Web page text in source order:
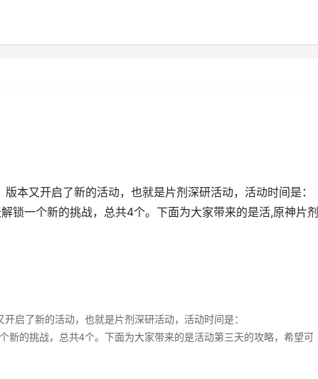
本又开启了新的活动，也就是片剂深研活动，活动时间是：
一个新的挑战，总共4个。下面为大家带来的是活,原神片剂
启了新的活动，也就是片剂深研活动，活动时间是：
的挑战，总共4个。下面为大家带来的是活动第三天的攻略，希望可